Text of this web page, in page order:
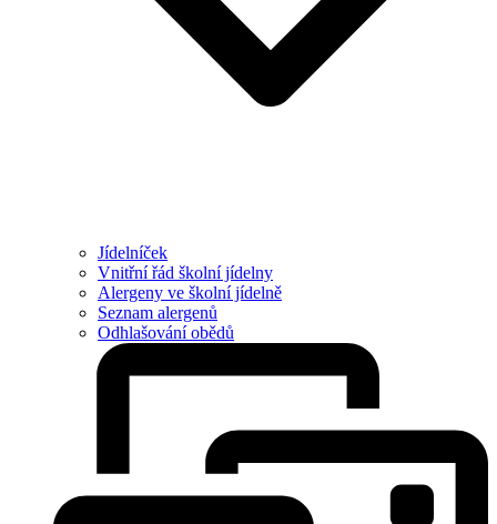
Jídelníček
Vnitřní řád školní jídelny
Alergeny ve školní jídelně
Seznam alergenů
Odhlašování obědů